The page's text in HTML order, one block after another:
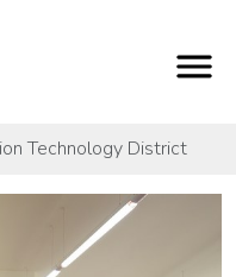
Technology District